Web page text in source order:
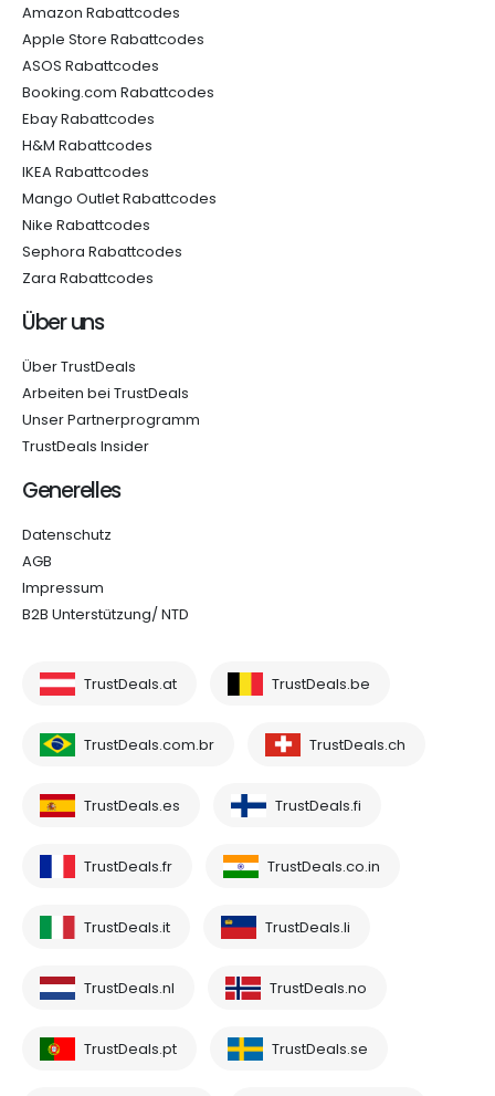
Amazon Rabattcodes
Apple Store Rabattcodes
ASOS Rabattcodes
Booking.com Rabattcodes
Ebay Rabattcodes
H&M Rabattcodes
IKEA Rabattcodes
Mango Outlet Rabattcodes
Nike Rabattcodes
Sephora Rabattcodes
Zara Rabattcodes
Über uns
Über TrustDeals
Arbeiten bei TrustDeals
Unser Partnerprogramm
TrustDeals Insider
Generelles
Datenschutz
AGB
Impressum
B2B Unterstützung/ NTD
TrustDeals.at TrustDeals.be
TrustDeals.com.br TrustDeals.ch
TrustDeals.es TrustDeals.fi
TrustDeals.fr TrustDeals.co.in
TrustDeals.it TrustDeals.li
TrustDeals.nl TrustDeals.no
TrustDeals.pt TrustDeals.se